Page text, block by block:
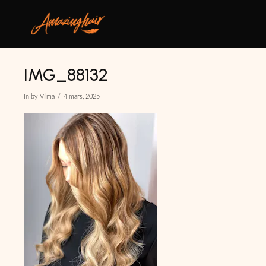
IMG_88132
In by Vilma 4 mars, 2025